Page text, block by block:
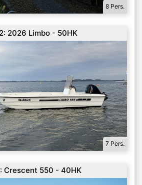
8 Pers.
2026 Limbo - 50HK
7 Pers.
Crescent 550 - 40HK